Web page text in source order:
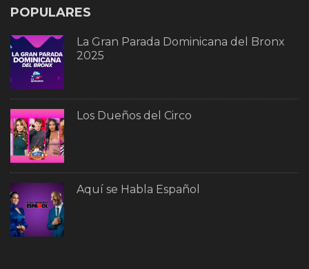
POPULARES
La Gran Parada Dominicana del Bronx
2025
Los Dueños del Circo
Aquí se Habla Español